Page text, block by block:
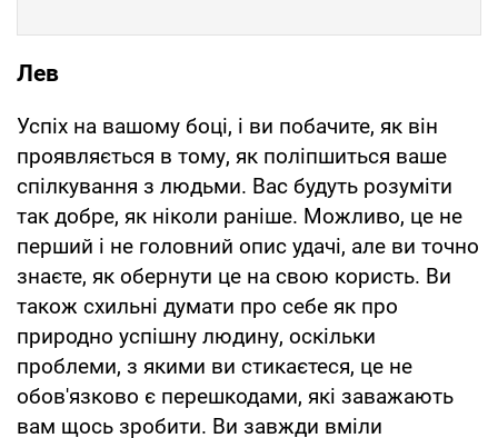
Лев
Успіх на вашому боці, і ви побачите, як він
проявляється в тому, як поліпшиться ваше
спілкування з людьми. Вас будуть розуміти
так добре, як ніколи раніше. Можливо, це не
перший і не головний опис удачі, але ви точно
знаєте, як обернути це на свою користь. Ви
також схильні думати про себе як про
природно успішну людину, оскільки
проблеми, з якими ви стикаєтеся, це не
обов'язково є перешкодами, які заважають
вам щось зробити. Ви завжди вміли